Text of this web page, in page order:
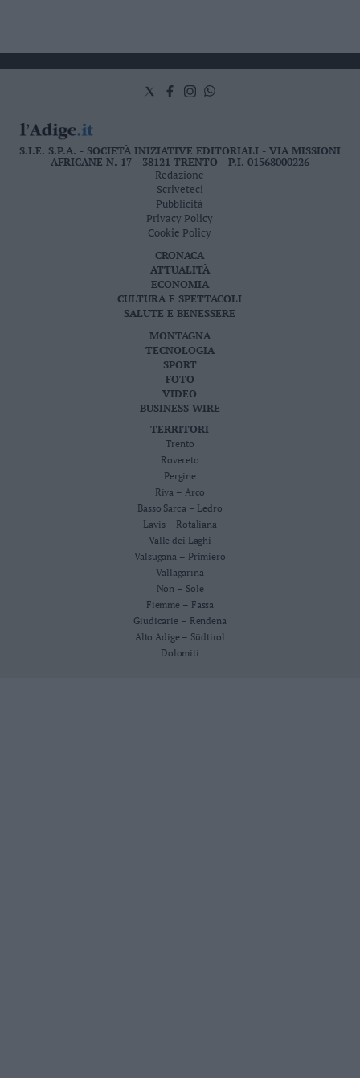
S.I.E. S.P.A. - SOCIETÀ INIZIATIVE EDITORIALI - VIA MISSIONI
AFRICANE N. 17 - 38121 TRENTO - P.I. 01568000226
Redazione
Scriveteci
Pubblicità
Privacy Policy
Cookie Policy
CRONACA
ATTUALITÀ
ECONOMIA
CULTURA E SPETTACOLI
SALUTE E BENESSERE
MONTAGNA
TECNOLOGIA
SPORT
FOTO
VIDEO
BUSINESS WIRE
TERRITORI
Trento
Rovereto
Pergine
Riva – Arco
Basso Sarca – Ledro
Lavis – Rotaliana
Valle dei Laghi
Valsugana – Primiero
Vallagarina
Non – Sole
Fiemme – Fassa
Giudicarie – Rendena
Alto Adige – Südtirol
Dolomiti